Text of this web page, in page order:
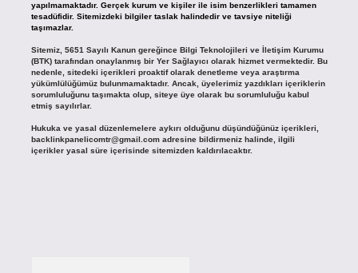
yapılmamaktadır. Gerçek kurum ve kişiler ile isim benzerlikleri tamamen
tesadüfidir. Sitemizdeki bilgiler taslak halindedir ve tavsiye niteliği
taşımazlar.
Sitemiz, 5651 Sayılı Kanun gereğince Bilgi Teknolojileri ve İletişim Kurumu
(BTK) tarafından onaylanmış bir Yer Sağlayıcı olarak hizmet vermektedir. Bu
nedenle, sitedeki içerikleri proaktif olarak denetleme veya araştırma
yükümlülüğümüz bulunmamaktadır. Ancak, üyelerimiz yazdıkları içeriklerin
sorumluluğunu taşımakta olup, siteye üye olarak bu sorumluluğu kabul
etmiş sayılırlar.
Hukuka ve yasal düzenlemelere aykırı olduğunu düşündüğünüz içerikleri,
backlinkpanelicomtr@gmail.comadresine bildirmeniz halinde, ilgili
içerikler yasal süre içerisinde sitemizden kaldırılacaktır.